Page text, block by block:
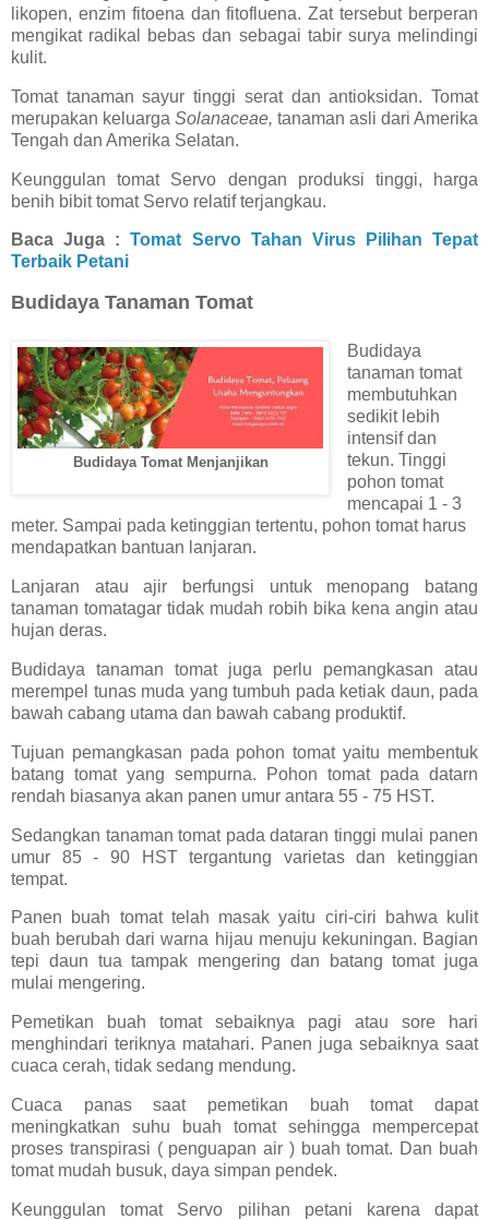
likopen, enzim fitoena dan fitofluena. Zat tersebut berperan
mengikat radikal bebas dan sebagai tabir surya melindingi
kulit.
Tomat tanaman sayur tinggi serat dan antioksidan. Tomat
merupakan keluarga Solanaceae, tanaman asli dari Amerika
Tengah dan Amerika Selatan.
Keunggulan tomat Servo dengan produksi tinggi, harga
benih bibit tomat Servo relatif terjangkau.
Baca Juga :Tomat Servo Tahan Virus Pilihan Tepat
Terbaik Petani
Budidaya Tanaman Tomat
Budidaya Tomat Menjanjikan
Budidaya
tanaman tomat
membutuhkan
sedikit lebih
intensif dan
tekun. Tinggi
pohon tomat
mencapai 1 - 3
meter. Sampai pada ketinggian tertentu, pohon tomat harus
mendapatkan bantuan lanjaran.
Lanjaran atau ajir berfungsi untuk menopang batang
tanaman tomatagar tidak mudah robih bika kena angin atau
hujan deras.
Budidaya tanaman tomat juga perlu pemangkasan atau
merempel tunas muda yang tumbuh pada ketiak daun, pada
bawah cabang utama dan bawah cabang produktif.
Tujuan pemangkasan pada pohon tomat yaitu membentuk
batang tomat yang sempurna. Pohon tomat pada datarn
rendah biasanya akan panen umur antara 55 - 75 HST.
Sedangkan tanaman tomat pada dataran tinggi mulai panen
umur 85 - 90 HST tergantung varietas dan ketinggian
tempat.
Panen buah tomat telah masak yaitu ciri-ciri bahwa kulit
buah berubah dari warna hijau menuju kekuningan. Bagian
tepi daun tua tampak mengering dan batang tomat juga
mulai mengering.
Pemetikan buah tomat sebaiknya pagi atau sore hari
menghindari teriknya matahari. Panen juga sebaiknya saat
cuaca cerah, tidak sedang mendung.
Cuaca panas saat pemetikan buah tomat dapat
meningkatkan suhu buah tomat sehingga mempercepat
proses transpirasi ( penguapan air ) buah tomat. Dan buah
tomat mudah busuk, daya simpan pendek.
Keunggulan tomat Servo pilihan petani karena dapat